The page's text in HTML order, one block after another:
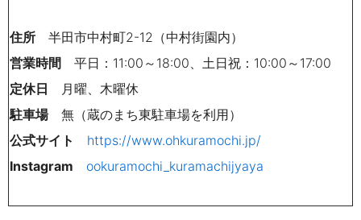
住所 半田市中村町2-12（中村街園内）
営業時間 平日：11:00～18:00、土日祝：10:00～17:00
定休日 月曜、木曜休
駐車場無（蔵のまち東駐車場を利用）
公式サイト
https://www.ohkuramochi.jp/
Instagram
ookuramochi_kuramachijyaya